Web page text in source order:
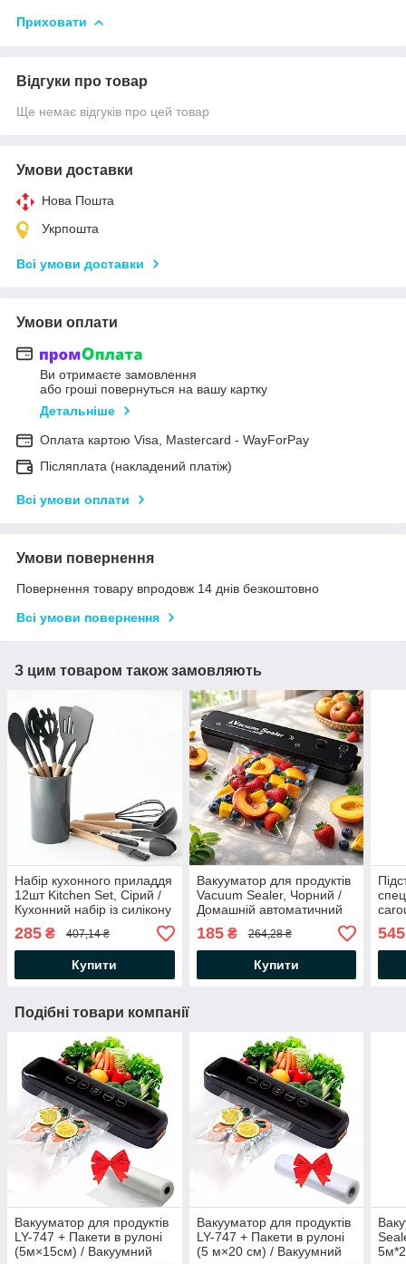
Приховати
Відгуки про товар
Ще немає відгуків про цей товар
Умови доставки
Нова Пошта
Укрпошта
Всі умови доставки
Умови оплати
Ви отримаєте замовлення
або гроші повернуться на вашу картку
Детальніше
Оплата картою Visa, Mastercard - WayForPay
Післяплата (накладений платіж)
Всі умови оплати
Умови повернення
Повернення товару впродовж 14 днів безкоштовно
Всі умови повернення
З цим товаром також замовляють
Набір кухонного приладдя
12шт Kitchen Set, Сірий /
Кухонний набір із силікону
285 ₴ 407,14 ₴
Купити
Вакууматор для продуктів
Vacuum Sealer, Чорний /
Домашній автоматичний
185₴ 264,28 ₴
Купити
545
Подібні товари компанії
Вакууматор для продуктів
LY-747 + Пакети в рулоні
(5м×15см) / Вакуумний
Вакууматор для продуктів
LY-747 + Пакети в рулоні
(5 м×20 см) / Вакуумний